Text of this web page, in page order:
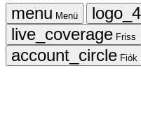
Menü
Friss
Fiók